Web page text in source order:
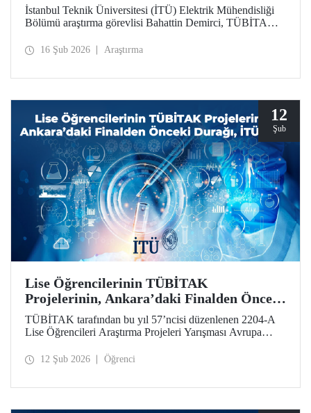
Çalışacak
İstanbul Teknik Üniversitesi (İTÜ) Elektrik Mühendisliği
Bölümü araştırma görevlisi Bahattin Demirci, TÜBİTAK
kapsamında Imperial College London’da 1 yıl süreyle
16 Şub 2026 Araştırma
12
Şub
Lise Öğrencilerinin TÜBİTAK
Projelerinin, Ankara’daki Finalden Önceki
Durağı, İTÜ Oldu
TÜBİTAK tarafından bu yıl 57’ncisi düzenlenen 2204-A
Lise Öğrencileri Araştırma Projeleri Yarışması Avrupa
gerçekleştirildi.
12 Şub 2026 Öğrenci